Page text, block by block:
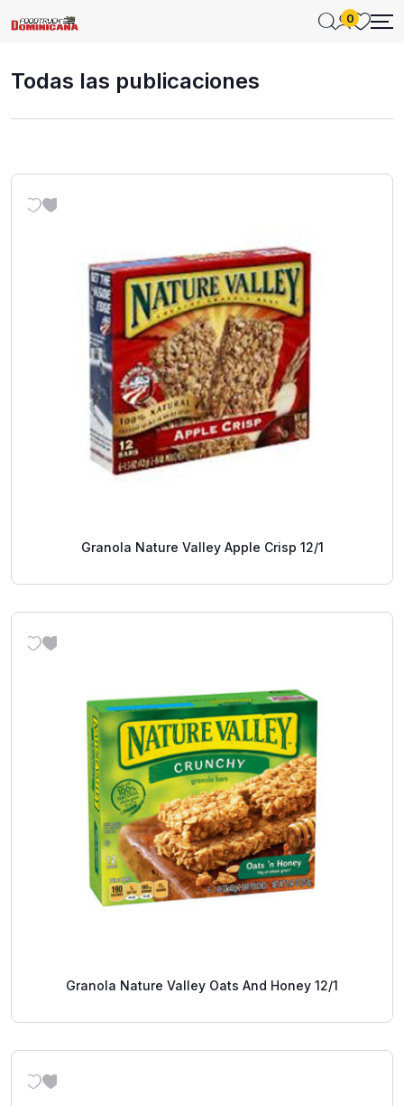
0
Todas las publicaciones
Granola Nature Valley Apple Crisp 12/1
Granola Nature Valley Oats And Honey 12/1